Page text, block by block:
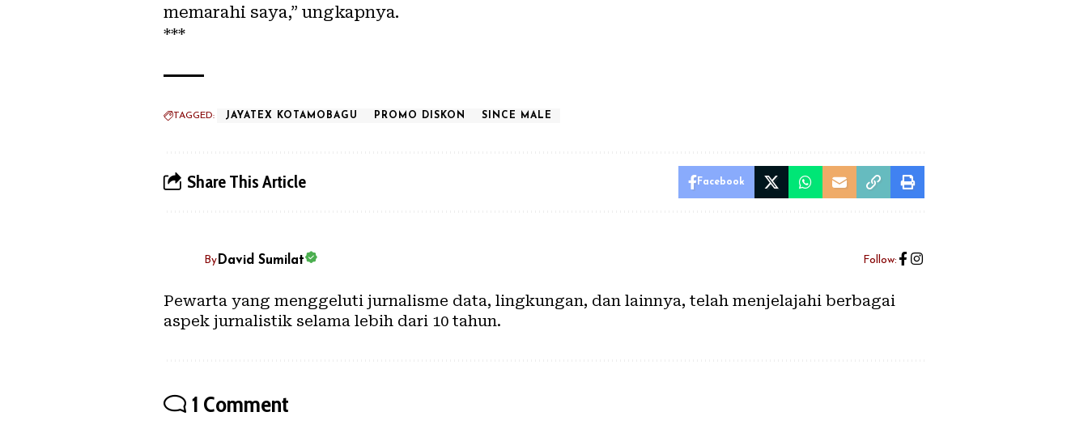
memarahi saya,” ungkapnya.
***
TAGGED: JAYATEX KOTAMOBAGU PROMO DISKON SINCE MALE
Share This Article Facebook
By David Sumilat Follow:
Pewarta yang menggeluti jurnalisme data, lingkungan, dan lainnya, telah menjelajahi berbagai
aspek jurnalistik selama lebih dari 10 tahun.
1 Comment